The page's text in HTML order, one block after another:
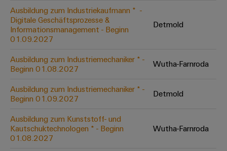
Maschinenbau
Lösungen
für
verschiedene
Segmente
der
und
Fabrikautomation
Öl
&
Lösungen
IIoT
&
Automation
Software
Industrial
Industrial
Automation
Feldbusverteiler
Automatisierung
&
Software
I/O-
Systeme
Technische
Produktkataloge
Reparatur
und
Ersatzteile
Trainings
Webinare
PSIRT
IIoT
and
Partner
Netzwerk
IIoT
Automation
Solution
Aktuelle
Termine
Workshops
für
Schulklassen
Ausbildung zum Industriekaufmann * ​ -
Digitale Geschäftsprozesse &
Informationsmanagement - Beginn
01.09.2027
Detmold
Ausbildung zum Industriemechaniker * -
Beginn 01.08.2027
Wutha-Farnroda
Ausbildung zum Industriemechaniker * -
Beginn 01.09.2027
Detmold
Ausbildung zum Kunststoff- und
Kautschuktechnologen * - Beginn
01.08.2027
Wutha-Farnroda